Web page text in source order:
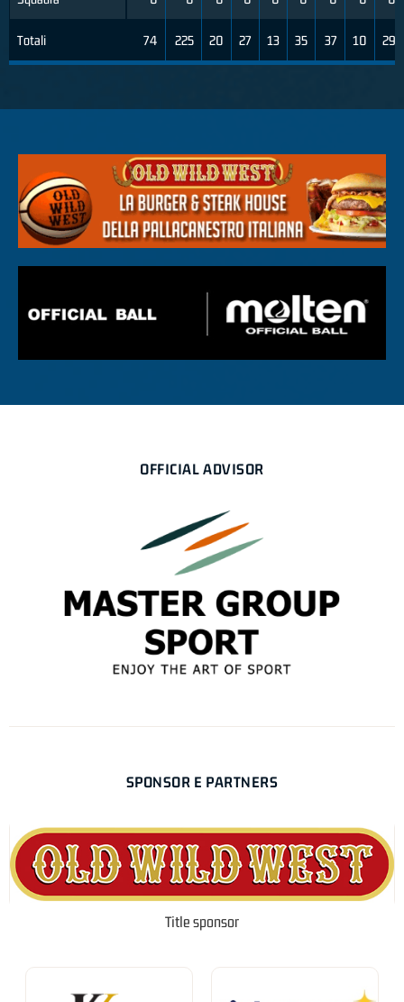
Totali 74 225 20 27 13 35 37 10 29
OFFICIAL ADVISOR
SPONSOR E PARTNERS
Title sponsor